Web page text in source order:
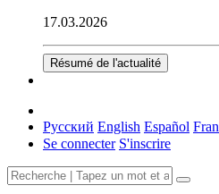
17.03.2026
Résumé de l'actualité
Русский English Español
Se connecter S'inscrire